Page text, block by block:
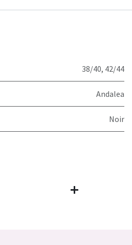
38/40, 42/44
Andalea
Noir